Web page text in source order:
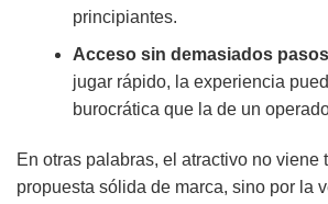
principiantes.
Acceso sin demasiados
jugar rápido, la experiencia
burocrática que la de un
En otras palabras, el atractivo no viene
propuesta sólida de marca, sino por la